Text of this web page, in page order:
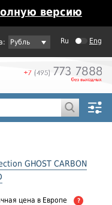
версию
Рубль Ru Eng
GHOST CARBON
цена в Европе ?